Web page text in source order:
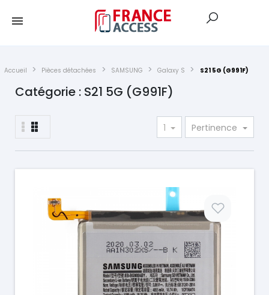
Accueil Pièces détachées SAMSUNG Galaxy S S21 5G (G991F)
Catégorie : S21 5G (G991F)
1 Pertinence
Prix